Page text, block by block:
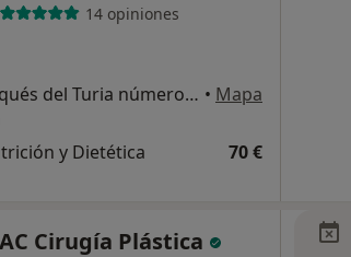
14 opiniones
Gran Vía del Marqués del Turia número 20, planta 4. puerta 10, Valencia • Mapa
y Dietética 70 €
AC Cirugía Plástica